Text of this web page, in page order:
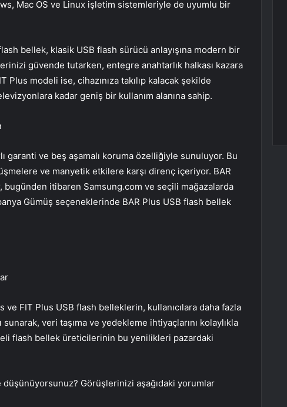
Mac OS ve Linux işletim sistemleriyle de uyumlu bir
bellek, klasik USB flash sürücü anlayışına modern bir
güvende tutarken, entegre anahtarlık halkası kazara
modeli ise, cihazınıza takılıp kalacak şekilde
kadar geniş bir kullanım alanına sahip.
garanti ve beş aşamalı koruma özelliğiyle sunuluyor. Bu
ve manyetik etkilere karşı direnç içeriyor. BAR
bugünden itibaren Samsung.com ve seçili mağazalarda
Gümüş seçeneklerinde BAR Plus USB flash bellek
ve FIT Plus USB flash belleklerin, kullanıcılara daha fazla
veri taşıma ve yedekleme ihtiyaçlarını kolaylıkla
flash bellek üreticilerinin bu yenilikleri pazardaki
Görüşlerinizi aşağıdaki yorumlar